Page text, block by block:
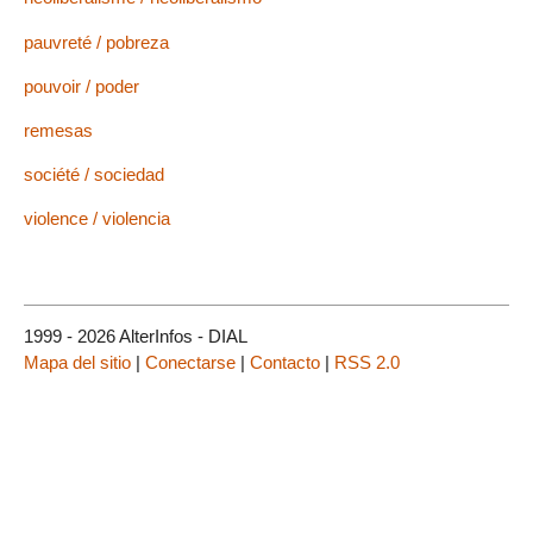
pauvreté / pobreza
pouvoir / poder
remesas
société / sociedad
violence / violencia
1999 - 2026 AlterInfos - DIAL
Mapa del sitio | Conectarse | Contacto | RSS 2.0